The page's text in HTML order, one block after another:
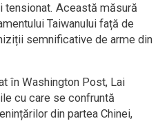
tensionat. Această măsură
Taiwanului față de
semnificative de arme din
în Washington Post, Lai
cu care se confruntă
din partea Chinei,